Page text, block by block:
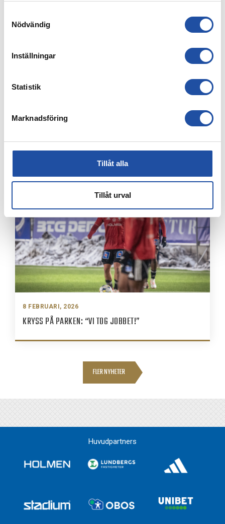
Nödvändig
Inställningar
Statistik
Marknadsföring
Tillåt alla
Tillåt urval
SKADEUPPDATERING OM VIKTOR CHRISTIANSSON
8 FEBRUARI, 2026
KRYSS PÅ PARKEN: “VI TOG JOBBET!”
FLER NYHETER
Huvudpartners